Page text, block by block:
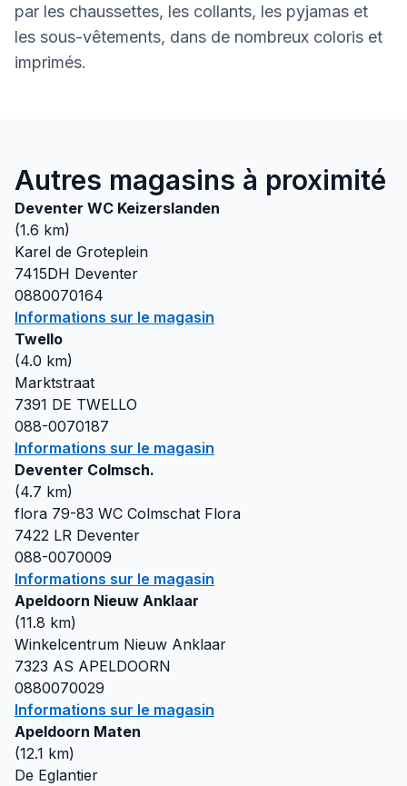
par les chaussettes, les collants, les pyjamas et
les sous-vêtements, dans de nombreux coloris et
imprimés.
Autres magasins à proximité
Deventer WC Keizerslanden
(1.6 km)
Karel de Groteplein
7415DH Deventer
0880070164
Informations sur le magasin
Twello
(4.0 km)
Marktstraat
7391 DE TWELLO
088-0070187
Informations sur le magasin
Deventer Colmsch.
(4.7 km)
flora 79-83 WC Colmschat Flora
7422 LR Deventer
088-0070009
Informations sur le magasin
Apeldoorn Nieuw Anklaar
(11.8 km)
Winkelcentrum Nieuw Anklaar
7323 AS APELDOORN
0880070029
Informations sur le magasin
Apeldoorn Maten
(12.1 km)
De Eglantier